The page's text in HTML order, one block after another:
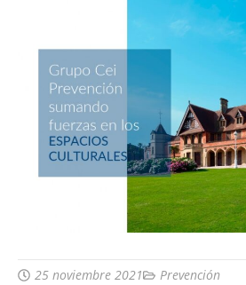
25 noviembre 2021 Prevención